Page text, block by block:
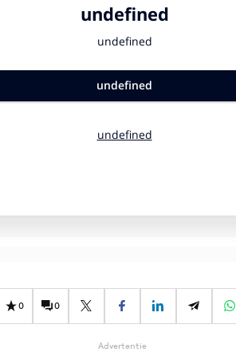
0 0
Advertentie